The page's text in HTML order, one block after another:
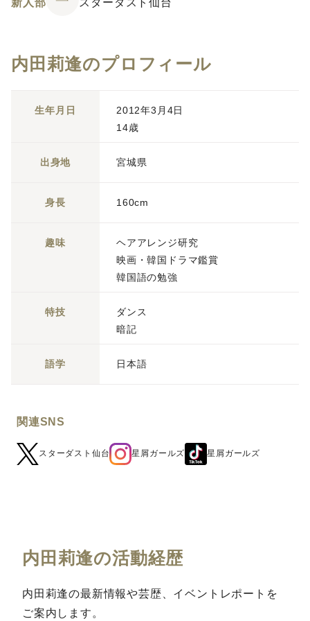
内田莉逢のプロフィール
生年月日
2012年3月4日
14歳
出身地 宮城県
身長 160cm
趣味
ヘアアレンジ研究
映画・韓国ドラマ鑑賞
韓国語の勉強
特技
ダンス
暗記
語学 日本語
関連SNS
スターダスト仙台 星屑ガールズ 星屑ガールズ
内田莉逢の活動経歴
内田莉逢の最新情報や芸歴、イベントレポートを
ご案内します。